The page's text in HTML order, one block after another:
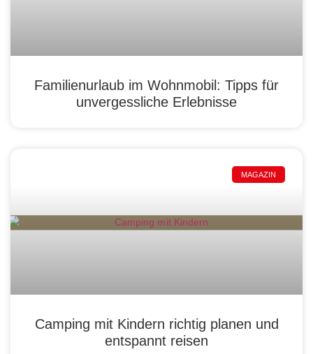
Familienurlaub im Wohnmobil: Tipps für
unvergessliche Erlebnisse
MAGAZIN
Camping mit Kindern richtig planen und
entspannt reisen